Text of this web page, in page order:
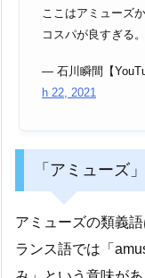
ここはアミューズ
コスパが良すぎる。
— 石川瞬間【
h 22, 2021
「アミューズ
アミューズの類義
ランス語では「